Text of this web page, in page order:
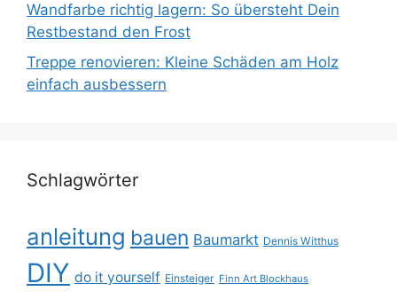
Wandfarbe richtig lagern: So übersteht Dein
Restbestand den Frost
Treppe renovieren: Kleine Schäden am Holz
einfach ausbessern
Schlagwörter
anleitung bauen Baumarkt Dennis Witthus
DIY do it yourself Einsteiger Finn Art Blockhaus